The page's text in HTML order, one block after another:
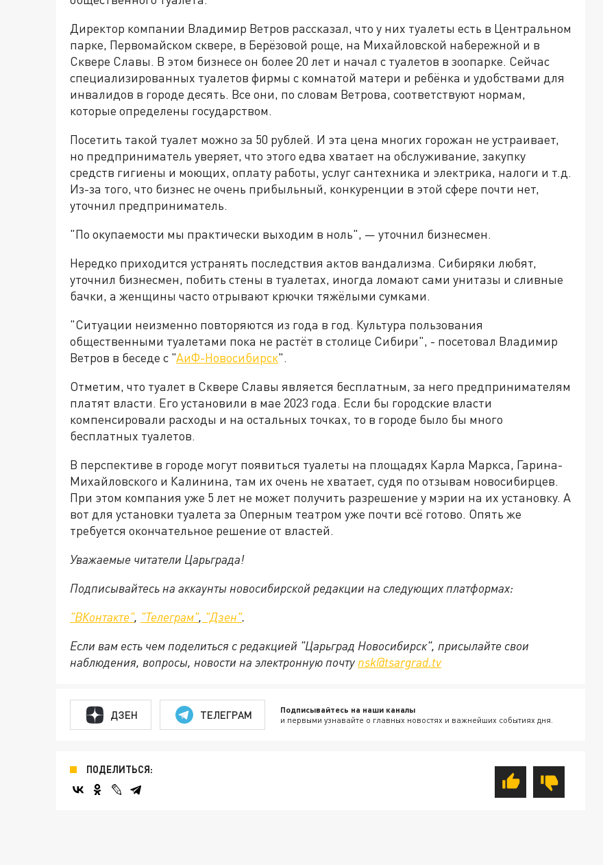
Директор компании Владимир Ветров рассказал, что у них туалеты есть в Центральном
парке, Первомайском сквере, в Берёзовой роще, на Михайловской набережной и в
Сквере Славы. В этом бизнесе он более 20 лет и начал с туалетов в зоопарке. Сейчас
специализированных туалетов фирмы с комнатой матери и ребёнка и удобствами для
инвалидов в городе десять. Все они, по словам Ветрова, соответствуют нормам,
которые определены государством.
Посетить такой туалет можно за 50 рублей. И эта цена многих горожан не устраивает,
но предприниматель уверяет, что этого едва хватает на обслуживание, закупку
средств гигиены и моющих, оплату работы, услуг сантехника и электрика, налоги и т.д.
Из-за того, что бизнес не очень прибыльный, конкуренции в этой сфере почти нет,
уточнил предприниматель.
"По окупаемости мы практически выходим в ноль", — уточнил бизнесмен.
Нередко приходится устранять последствия актов вандализма. Сибиряки любят,
уточнил бизнесмен, побить стены в туалетах, иногда ломают сами унитазы и сливные
бачки, а женщины часто отрывают крючки тяжёлыми сумками.
"Ситуации неизменно повторяются из года в год. Культура пользования
общественными туалетами пока не растёт в столице Сибири", - посетовал Владимир
Ветров в беседе с "АиФ-Новосибирск".
Отметим, что туалет в Сквере Славы является бесплатным, за него предпринимателям
платят власти. Его установили в мае 2023 года. Если бы городские власти
компенсировали расходы и на остальных точках, то в городе было бы много
бесплатных туалетов.
В перспективе в городе могут появиться туалеты на площадях Карла Маркса, Гарина-
Михайловского и Калинина, там их очень не хватает, судя по отзывам новосибирцев.
При этом компания уже 5 лет не может получить разрешение у мэрии на их установку. А
вот для установки туалета за Оперным театром уже почти всё готово. Опять же
требуется окончательное решение от властей.
Уважаемые читатели Царьграда!
Подписывайтесь на аккаунты новосибирской редакции на следующих платформах:
"ВКонтакте", "Телеграм", "Дзен".
Если вам есть чем поделиться с редакцией "Царьград Новосибирск", присылайте свои
наблюдения, вопросы, новости на электронную почту nsk@tsargrad.tv
ДЗЕН ТЕЛЕГРАМ Подписывайтесь на наши каналы
и первыми узнавайте о главных новостях и важнейших событиях дня.
ПОДЕЛИТЬСЯ: